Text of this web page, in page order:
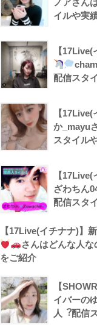
ノアさん
イルや実
【
配信スタ
【
か_mayu
スタイル
【
ざわちん
配信スタ
【17Live(イチナナ)】
さんはどんな人
をご紹介
【
イバーの
人︖配信